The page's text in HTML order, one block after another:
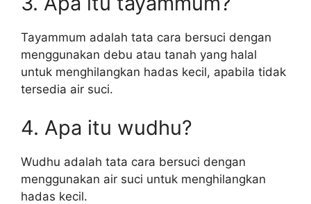
Tayammum adalah tata cara bersuci dengan
menggunakan debu atau tanah yang halal
untuk menghilangkan hadas kecil, apabila tidak
tersedia air suci.
4. Apa itu wudhu?
Wudhu adalah tata cara bersuci dengan
menggunakan air suci untuk menghilangkan
hadas kecil.